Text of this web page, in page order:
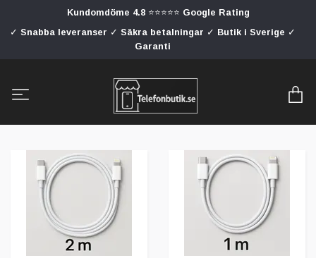
Kundomdöme 4.8 ⭐⭐⭐⭐⭐ Google Rating
✓ Snabba leveranser ✓ Säkra betalningar ✓ Butik i Sverige ✓
Garanti